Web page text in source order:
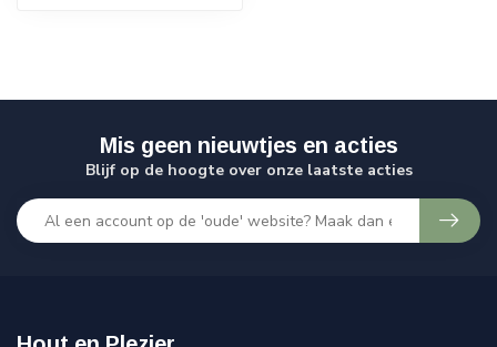
Mis geen nieuwtjes en acties
Blijf op de hoogte over onze laatste acties